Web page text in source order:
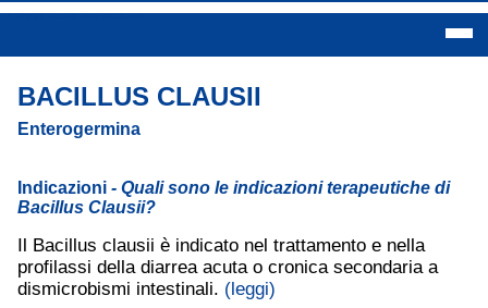
Bacillus Clausii
BACILLUS CLAUSII
Enterogermina
Indicazioni - Quali sono le indicazioni terapeutiche di
Bacillus Clausii?
Il Bacillus clausii è indicato nel trattamento e nella
profilassi della diarrea acuta o cronica secondaria a
dismicrobismi intestinali. (leggi)